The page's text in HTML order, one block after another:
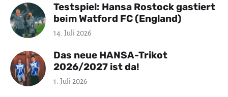
Testspiel: Hansa Rostock gastiert
beim Watford FC (England)
14. Juli 2026
Das neue HANSA-Trikot
2026/2027 ist da!
1. Juli 2026